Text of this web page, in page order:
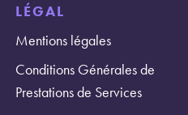
LÉGAL
Mentions légales
Conditions Générales de
Prestations de Services